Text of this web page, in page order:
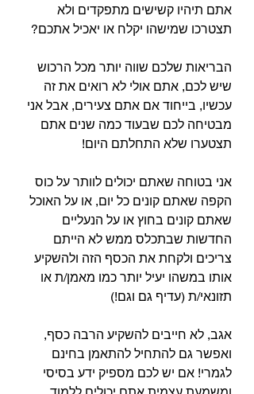
אתם תיהיו קשישים מתפקדים ולא
תצטרכו שמישהו יקלח או יאכיל אתכם?
הבריאות שלכם שווה יותר מכל הרכוש
שיש לכם, אתם אולי לא רואים את זה
עכשיו, בייחוד אם אתם צעירים, אבל אני
מבטיחה לכם שבעוד כמה שנים אתם
תצטערו שלא התחלתם היום!
אני בטוחה שאתם יכולים לוותר על כוס
הקפה שאתם קונים כל יום, או על האוכל
שאתם קונים בחוץ או על הנעליים
החדשות שבתכלס ממש לא הייתם
צריכים ולקחת את הכסף הזה ולהשקיע
אותו במשהו יעיל יותר כמו מאמן/ת או
תזונאי/ת (עדיף גם וגם!)
אגב, לא חייבים להשקיע הרבה כסף,
ואפשר גם להתחיל להתאמן בחינם
לגמרי! אם יש לכם מספיק ידע בסיסי